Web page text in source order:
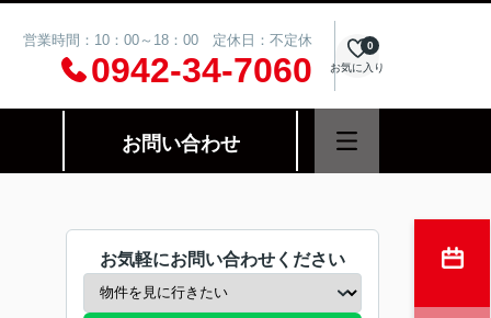
営業時間：10：00～18：00 定休日：不定休
0942-34-7060 お気に入り
0
お問い合わせ
お気軽にお問い合わせください